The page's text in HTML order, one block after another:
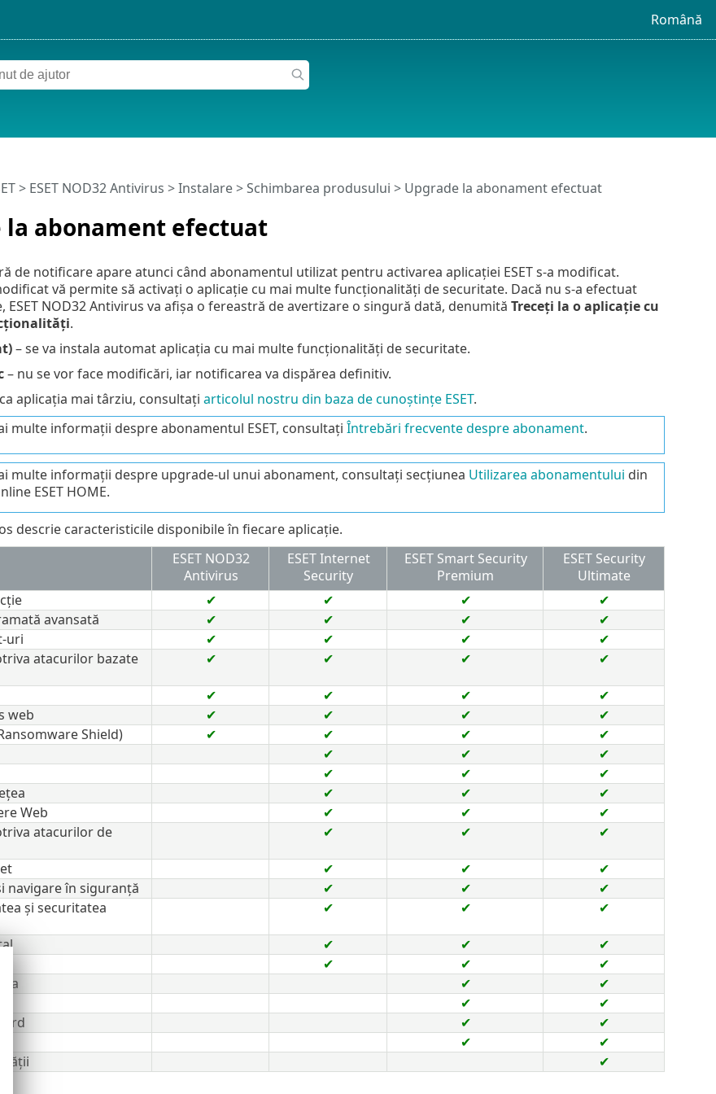
Română
la abonament efectuat
> ESET NOD32 Antivirus >Instalare> Schimbarea produsului > Upgrade la abonament efectuat
de notificare apare atunci când abonamentul utilizat pentru activarea aplicației ESET s-a modificat.
vă permite să activați o aplicație cu mai multe funcționalități de securitate. Dacă nu s-a efectuat
ESET NOD32 Antivirus va afișa o fereastră de avertizare o singură dată, denumită Treceți la o aplicație cu
.
– se va instala automat aplicația cu mai multe funcționalități de securitate.
– nu se vor face modificări, iar notificarea va dispărea definitiv.
aplicația mai târziu, consultați articolul nostru din baza de cunoștințe ESET.
multe informații despre abonamentul ESET, consultați Întrebări frecvente despre abonament.
multe informații despre upgrade-ul unui abonament, consultați secțiunea Utilizarea abonamentului din
ESET HOME.
descrie caracteristicile disponibile în fiecare aplicație.
ESET NOD32
Antivirus
ESET Internet
Security
ESET Smart Security
Premium
ESET Security
Ultimate
✔ ✔ ✔
✔
avansată
✔ ✔ ✔
✔
uri
✔ ✔ ✔
✔
atacurilor bazate
✔ ✔ ✔ ✔
✔ ✔ ✔
✔
web
✔ ✔ ✔
✔
Shield)
✔ ✔ ✔
✔
✔ ✔
✔
✔ ✔
✔
✔ ✔
✔
Web
✔ ✔
✔
atacurilor de
✔ ✔ ✔
✔ ✔
✔
navigare în siguranță
✔ ✔
✔
și securitatea
✔ ✔ ✔
✔ ✔
✔
✔ ✔
✔
✔
✔
✔
✔
✔
✔
✔
✔
✔